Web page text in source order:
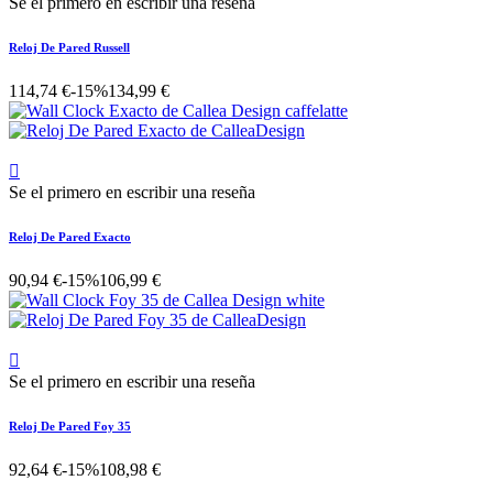
Reloj De Pared Russell
114,74 €-15%134,99 €

Se el primero en escribir una reseña
Reloj De Pared Exacto
90,94 €-15%106,99 €

Se el primero en escribir una reseña
Reloj De Pared Foy 35
92,64 €-15%108,98 €